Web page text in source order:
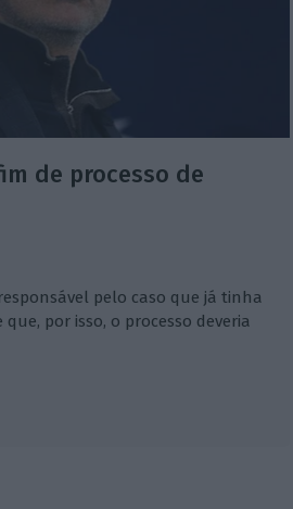
de processo de
pelo caso que já tinha
por isso, o processo deveria